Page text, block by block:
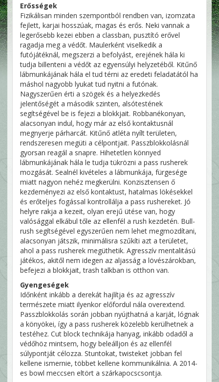
Erősségek
Fizikálisan minden szempontból rendben van, izomzata
fejlett, karjai hosszúak, magas és erős. Neki vannak a
legerősebb kezei ebben a classban, pusztító erővel
ragadja meg a védőt. Maulerként viselkedik a
futójátéknál, megszerzi a befolyást, erejének hála ki
tudja billenteni a védőt az egyensúlyi helyzetéből. Kitűnő
lábmunkájának hála el tud térni az eredeti feladatától ha
máshol nagyobb lyukat tud nyitni a futónak.
Nagyszerűen érti a szögek és a helyezkedés
jelentőségét a második szinten, alsótestének
segítségével be is fejezi a blokkjait. Robbanékonyan,
alacsonyan indul, hogy már az első kontaktusnál
megnyerje párharcát. Kitűnő atléta nyílt területen,
rendszeresen megüti a célpontjait. Passzblokkolásnál
gyorsan reagál a snapre. Hihetetlen könnyed
lábmunkájának hála le tudja tükrözni a pass rusherek
mozgását. Sealnél kivételes a lábmunkája, fürgesége
miatt nagyon nehéz megkerülni. Konzisztensen ő
kezdeményezi az első kontaktust, hatalmas lökésekkel
és erőteljes fogással kontrollálja a pass rushereket. Jó
helyre rakja a kezeit, olyan erejű ütése van, hogy
valósággal elkábul tőle az ellenfél a rush kezdetén. Bull-
rush segítségével egyszerűen nem lehet megmozdítani,
alacsonyan játszik, minimálisra szűkíti azt a területet,
ahol a pass rusherek megüthetik. Agresszív mentalitású
játékos, akitől nem idegen az aljasság a lövészárokban,
befejezi a blokkjait, trash talkban is otthon van.
Gyengeségek
Időnként inkább a derekát hajlítja és az agresszív
természete miatt ilyenkor előfordul nála overextend.
Passzblokkolás során jobban nyújthatná a karját, lógnak
a könyökei, így a pass rusherek közelebb kerülhetnek a
testéhez. Cut block technikája hanyag, inkább odadől a
védőhöz mintsem, hogy beleálljon és az ellenfél
súlypontját célozza. Stuntokat, twisteket jobban fel
kellene ismernie, többet kellene kommunikálnia. A 2014-
es bowl meccsen eltört a szárkapocscsontja.